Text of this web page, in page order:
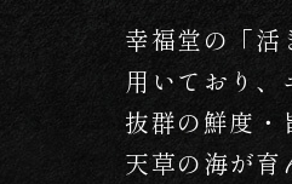
幸福堂の「活
用いており、
抜群の鮮度・
天草の海が育